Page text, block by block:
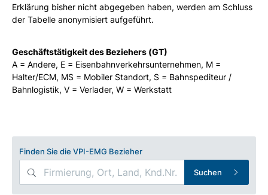
Erklärung bisher nicht abgegeben haben, werden am Schluss
der Tabelle anonymisiert aufgeführt.
Geschäftstätigkeit des Beziehers (GT)
A = Andere, E = Eisenbahnverkehrsunternehmen, M =
Halter/ECM, MS = Mobiler Standort, S = Bahnspediteur /
Bahnlogistik, V = Verlader, W = Werkstatt
Finden Sie die VPI-EMG Bezieher
Suchen